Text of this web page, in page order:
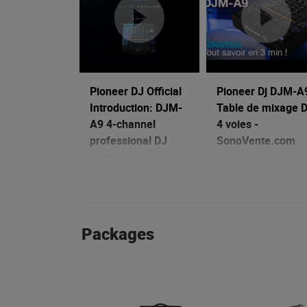
Pioneer DJ Official
Introduction: DJM-
A9 4-channel
professional DJ
Pioneer Dj DJM-
Table de mixage
4 voies -
SonoVente.com
Packages